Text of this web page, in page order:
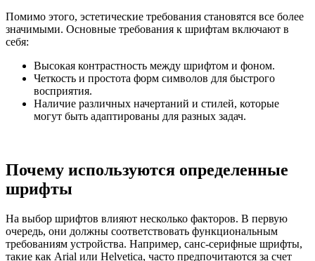
Помимо этого, эстетические требования становятся все более
значимыми. Основные требования к шрифтам включают в
себя:
Высокая контрастность между шрифтом и фоном.
Четкость и простота форм символов для быстрого
восприятия.
Наличие различных начертаний и стилей, которые
могут быть адаптированы для разных задач.
Почему используются определенные
шрифты
На выбор шрифтов влияют несколько факторов. В первую
очередь, они должны соответствовать функциональным
требованиям устройства. Например, санс-серифные шрифты,
такие как Arial или Helvetica, часто предпочитаются за счет